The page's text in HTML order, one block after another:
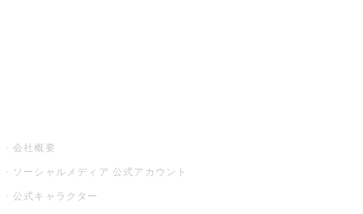
会社概要
ソーシャルメディア 公式アカウント
公式キャラクター